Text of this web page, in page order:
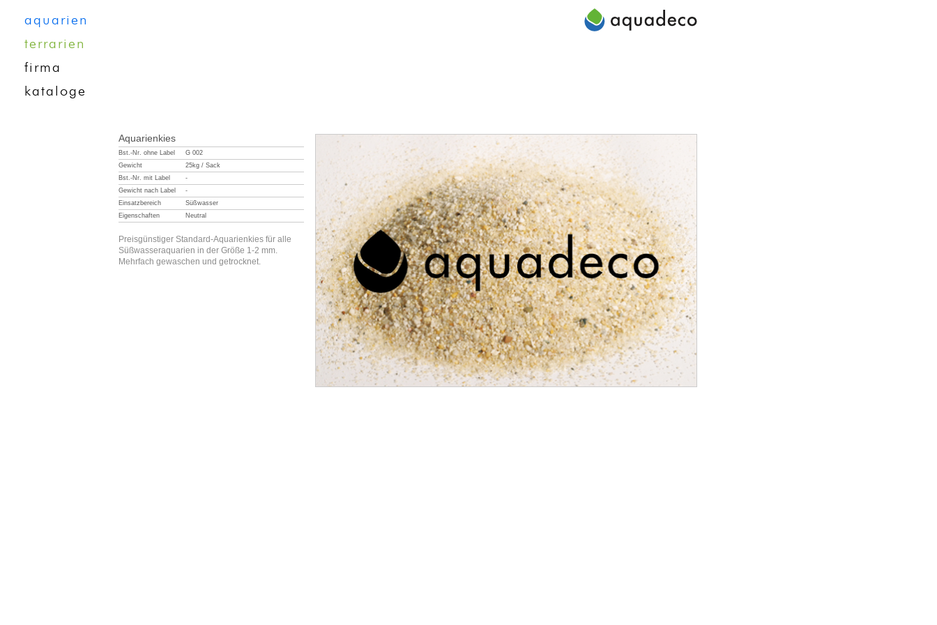
Aquarienkies
Bst.-Nr. ohne Label
G 002
Gewicht
25kg / Sack
Bst.-Nr. mit Label
-
Gewicht nach Label
-
Einsatzbereich
Süßwasser
Eigenschaften
Neutral
Preisgünstiger Standard-Aquarienkies für alle
Süßwasseraquarien in der Größe 1-2 mm.
Mehrfach gewaschen und getrocknet.
aquarien
terrarien
firma
kataloge